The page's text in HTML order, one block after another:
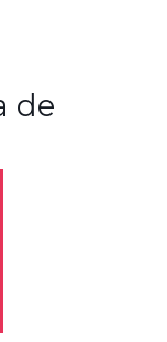
de